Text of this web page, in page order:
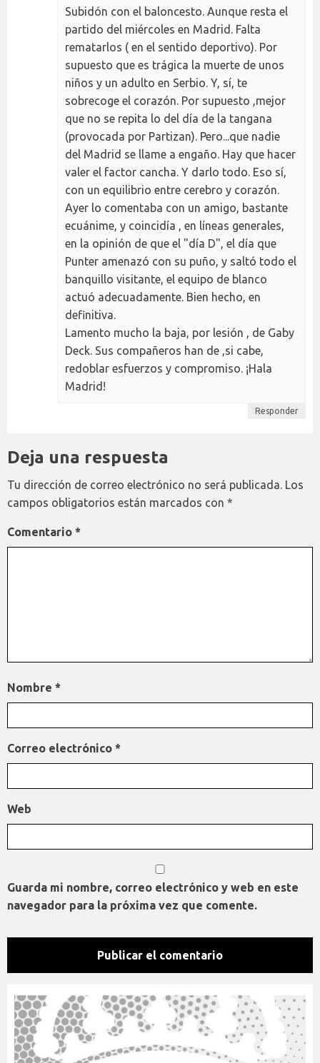
Subidón con el baloncesto. Aunque resta el
partido del miércoles en Madrid. Falta
rematarlos ( en el sentido deportivo). Por
supuesto que es trágica la muerte de unos
niños y un adulto en Serbio. Y, sí, te
sobrecoge el corazón. Por supuesto ,mejor
que no se repita lo del día de la tangana
(provocada por Partizan). Pero...que nadie
del Madrid se llame a engaño. Hay que hacer
valer el factor cancha. Y darlo todo. Eso sí,
con un equilibrio entre cerebro y corazón.
Ayer lo comentaba con un amigo, bastante
ecuánime, y coincidía , en líneas generales,
en la opinión de que el "día D", el día que
Punter amenazó con su puño, y saltó todo el
banquillo visitante, el equipo de blanco
actuó adecuadamente. Bien hecho, en
definitiva.
Lamento mucho la baja, por lesión , de Gaby
Deck. Sus compañeros han de ,si cabe,
redoblar esfuerzos y compromiso. ¡Hala
Madrid!
Responder
Deja una respuesta
Tu dirección de correo electrónico no será publicada. Los
campos obligatorios están marcados con *
Comentario *
Nombre *
Correo electrónico *
Web
Guarda mi nombre, correo electrónico y web en este
navegador para la próxima vez que comente.